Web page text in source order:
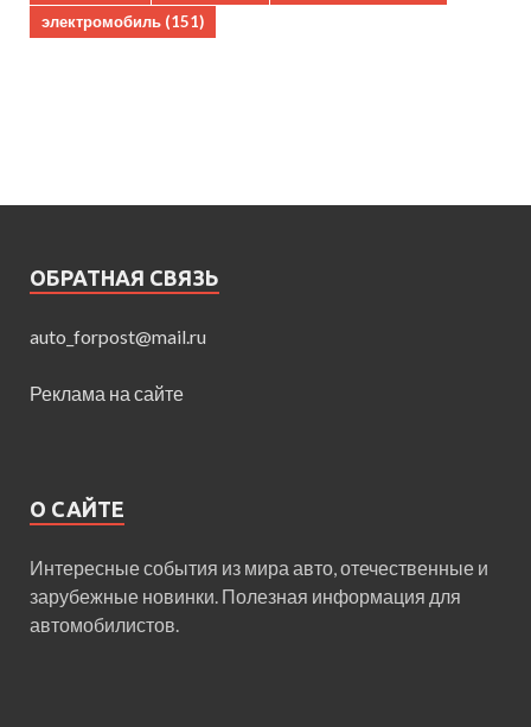
электромобиль (151)
ОБРАТНАЯ СВЯЗЬ
auto_forpost@mail.ru
Реклама на сайте
О САЙТЕ
Интересные события из мира авто, отечественные и
зарубежные новинки. Полезная информация для
автомобилистов.